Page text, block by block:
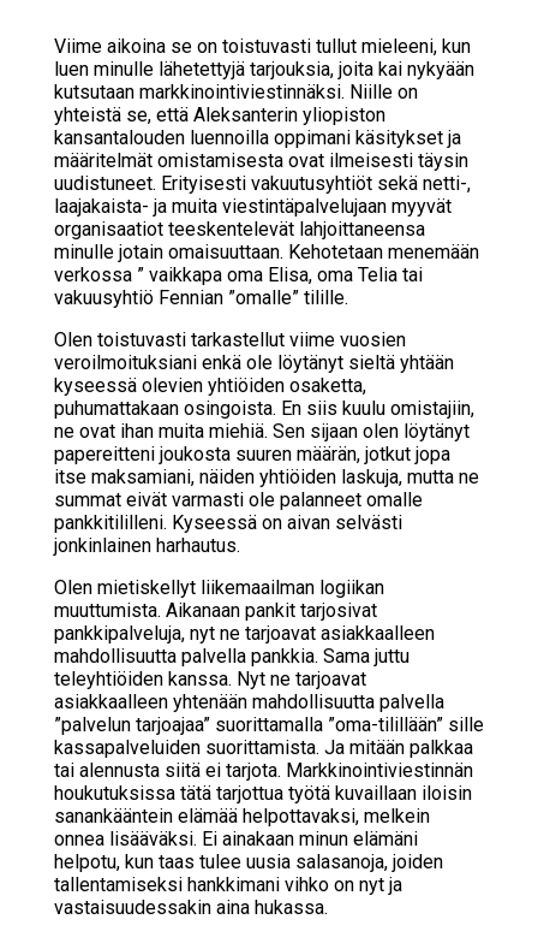
Viime aikoina se on toistuvasti tullut mieleeni, kun
luen minulle lähetettyjä tarjouksia, joita kai nykyään
kutsutaan markkinointiviestinnäksi. Niille on
yhteistä se, että Aleksanterin yliopiston
kansantalouden luennoilla oppimani käsitykset ja
määritelmät omistamisesta ovat ilmeisesti täysin
uudistuneet. Erityisesti vakuutusyhtiöt sekä netti-,
laajakaista- ja muita viestintäpalvelujaan myyvät
organisaatiot teeskentelevät lahjoittaneensa
minulle jotain omaisuuttaan. Kehotetaan menemään
verkossa ” vaikkapa oma Elisa, oma Telia tai
vakuusyhtiö Fennian ”omalle” tilille.
Olen toistuvasti tarkastellut viime vuosien
veroilmoituksiani enkä ole löytänyt sieltä yhtään
kyseessä olevien yhtiöiden osaketta,
puhumattakaan osingoista. En siis kuulu omistajiin,
ne ovat ihan muita miehiä. Sen sijaan olen löytänyt
papereitteni joukosta suuren määrän, jotkut jopa
itse maksamiani, näiden yhtiöiden laskuja, mutta ne
summat eivät varmasti ole palanneet omalle
pankkitililleni. Kyseessä on aivan selvästi
jonkinlainen harhautus.
Olen mietiskellyt liikemaailman logiikan
muuttumista. Aikanaan pankit tarjosivat
pankkipalveluja, nyt ne tarjoavat asiakkaalleen
mahdollisuutta palvella pankkia. Sama juttu
teleyhtiöiden kanssa. Nyt ne tarjoavat
asiakkaalleen yhtenään mahdollisuutta palvella
”palvelun tarjoajaa” suorittamalla ”oma-tilillään” sille
kassapalveluiden suorittamista. Ja mitään palkkaa
tai alennusta siitä ei tarjota. Markkinointiviestinnän
houkutuksissa tätä tarjottua työtä kuvaillaan iloisin
sanankääntein elämää helpottavaksi, melkein
onnea lisääväksi. Ei ainakaan minun elämäni
helpotu, kun taas tulee uusia salasanoja, joiden
tallentamiseksi hankkimani vihko on nyt ja
vastaisuudessakin aina hukassa.